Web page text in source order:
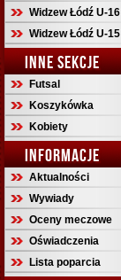
Widzew Łódź U-16
Widzew Łódź U-15
INNE SEKCJE
Futsal
Koszykówka
Kobiety
INFORMACJE
Aktualności
Wywiady
Oceny meczowe
Oświadczenia
Lista poparcia